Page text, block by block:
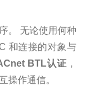
。 无论使用何种
和连接的对象与
BTL认证 ，
操作通信。